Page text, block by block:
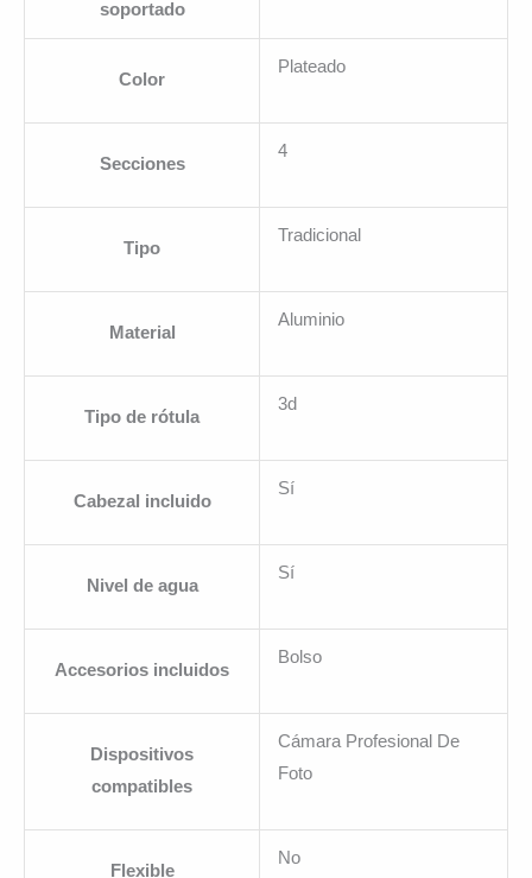
soportado
Color
Plateado
Secciones
4
Tipo
Tradicional
Material
Aluminio
Tipo de rótula
3d
Cabezal incluido
Sí
Nivel de agua
Sí
Accesorios incluidos
Bolso
Dispositivos
compatibles
Cámara Profesional De
Foto
Flexible
No